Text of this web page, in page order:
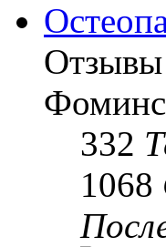
332
1068